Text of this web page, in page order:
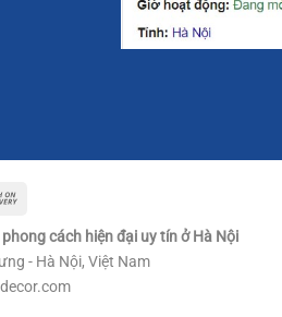
kích cho không gian căn
cách hiện đại uy tín ở Hà Nội
- Hà Nội, Việt Nam